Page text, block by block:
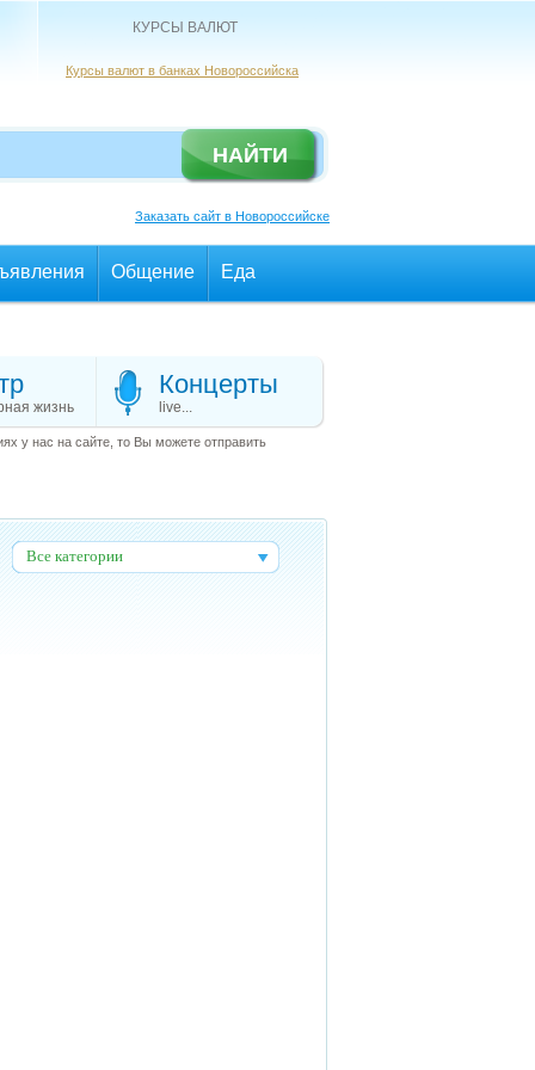
КУРСЫ ВАЛЮТ
Курсы валют в банках Новороссийска
Заказать сайт в Новороссийске
Общение Еда
жизнь
Концерты
live...
у нас на сайте, то Вы можете отправить
Все категории